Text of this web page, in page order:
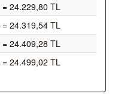
= 24.229,80 TL
= 24.319,54 TL
= 24.409,28 TL
= 24.499,02 TL